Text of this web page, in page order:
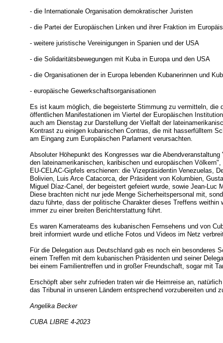
- die Internationale Organisation demokratischer Juristen
- die Partei der Europäischen Linken und ihrer Fraktion im
- weitere juristische Vereinigungen in Spanien und der USA
- die Solidaritätsbewegungen mit Kuba in Europa und den USA
- die Organisationen der in Europa lebenden Kubanerinnen und
- europäische Gewerkschaftsorganisationen
Es ist kaum möglich, die begeisterte Stimmung zu vermitteln, die
öffentlichen Manifestationen im Viertel der Europäischen
auch am Dienstag zur Darstellung der Vielfalt der
Kontrast zu einigen kubanischen Contras, die mit hasserfülltem
am Eingang zum Europäischen Parlament verursachten.
Absoluter Höhepunkt des Kongresses war die
den lateinamerikanischen, karibischen und europäischen
EU-CELAC-Gipfels erschienen: die Vizepräsidentin Venezuelas,
Bolivien, Luis Arce Catacorca, der Präsident von Kolumbien,
Miguel Díaz-Canel, der begeistert gefeiert wurde, sowie Jean-Luc
Diese brachten nicht nur jede Menge Sicherheitspersonal mit,
dazu führte, dass der politische Charakter dieses Treffens weithin
immer zu einer breiten Berichterstattung führt.
Es waren Kamerateams des kubanischen Fernsehens und von
breit informiert wurde und etliche Fotos und Videos im Netz
Für die Delegation aus Deutschland gab es noch ein besonderes
einem Treffen mit dem kubanischen Präsidenten und seiner
bei einem Familientreffen und in großer Freundschaft, sogar mit
Erschöpft aber sehr zufrieden traten wir die Heimreise an,
das Tribunal in unseren Ländern entsprechend vorzubereiten und
Angelika Becker
CUBA LIBRE 4-2023